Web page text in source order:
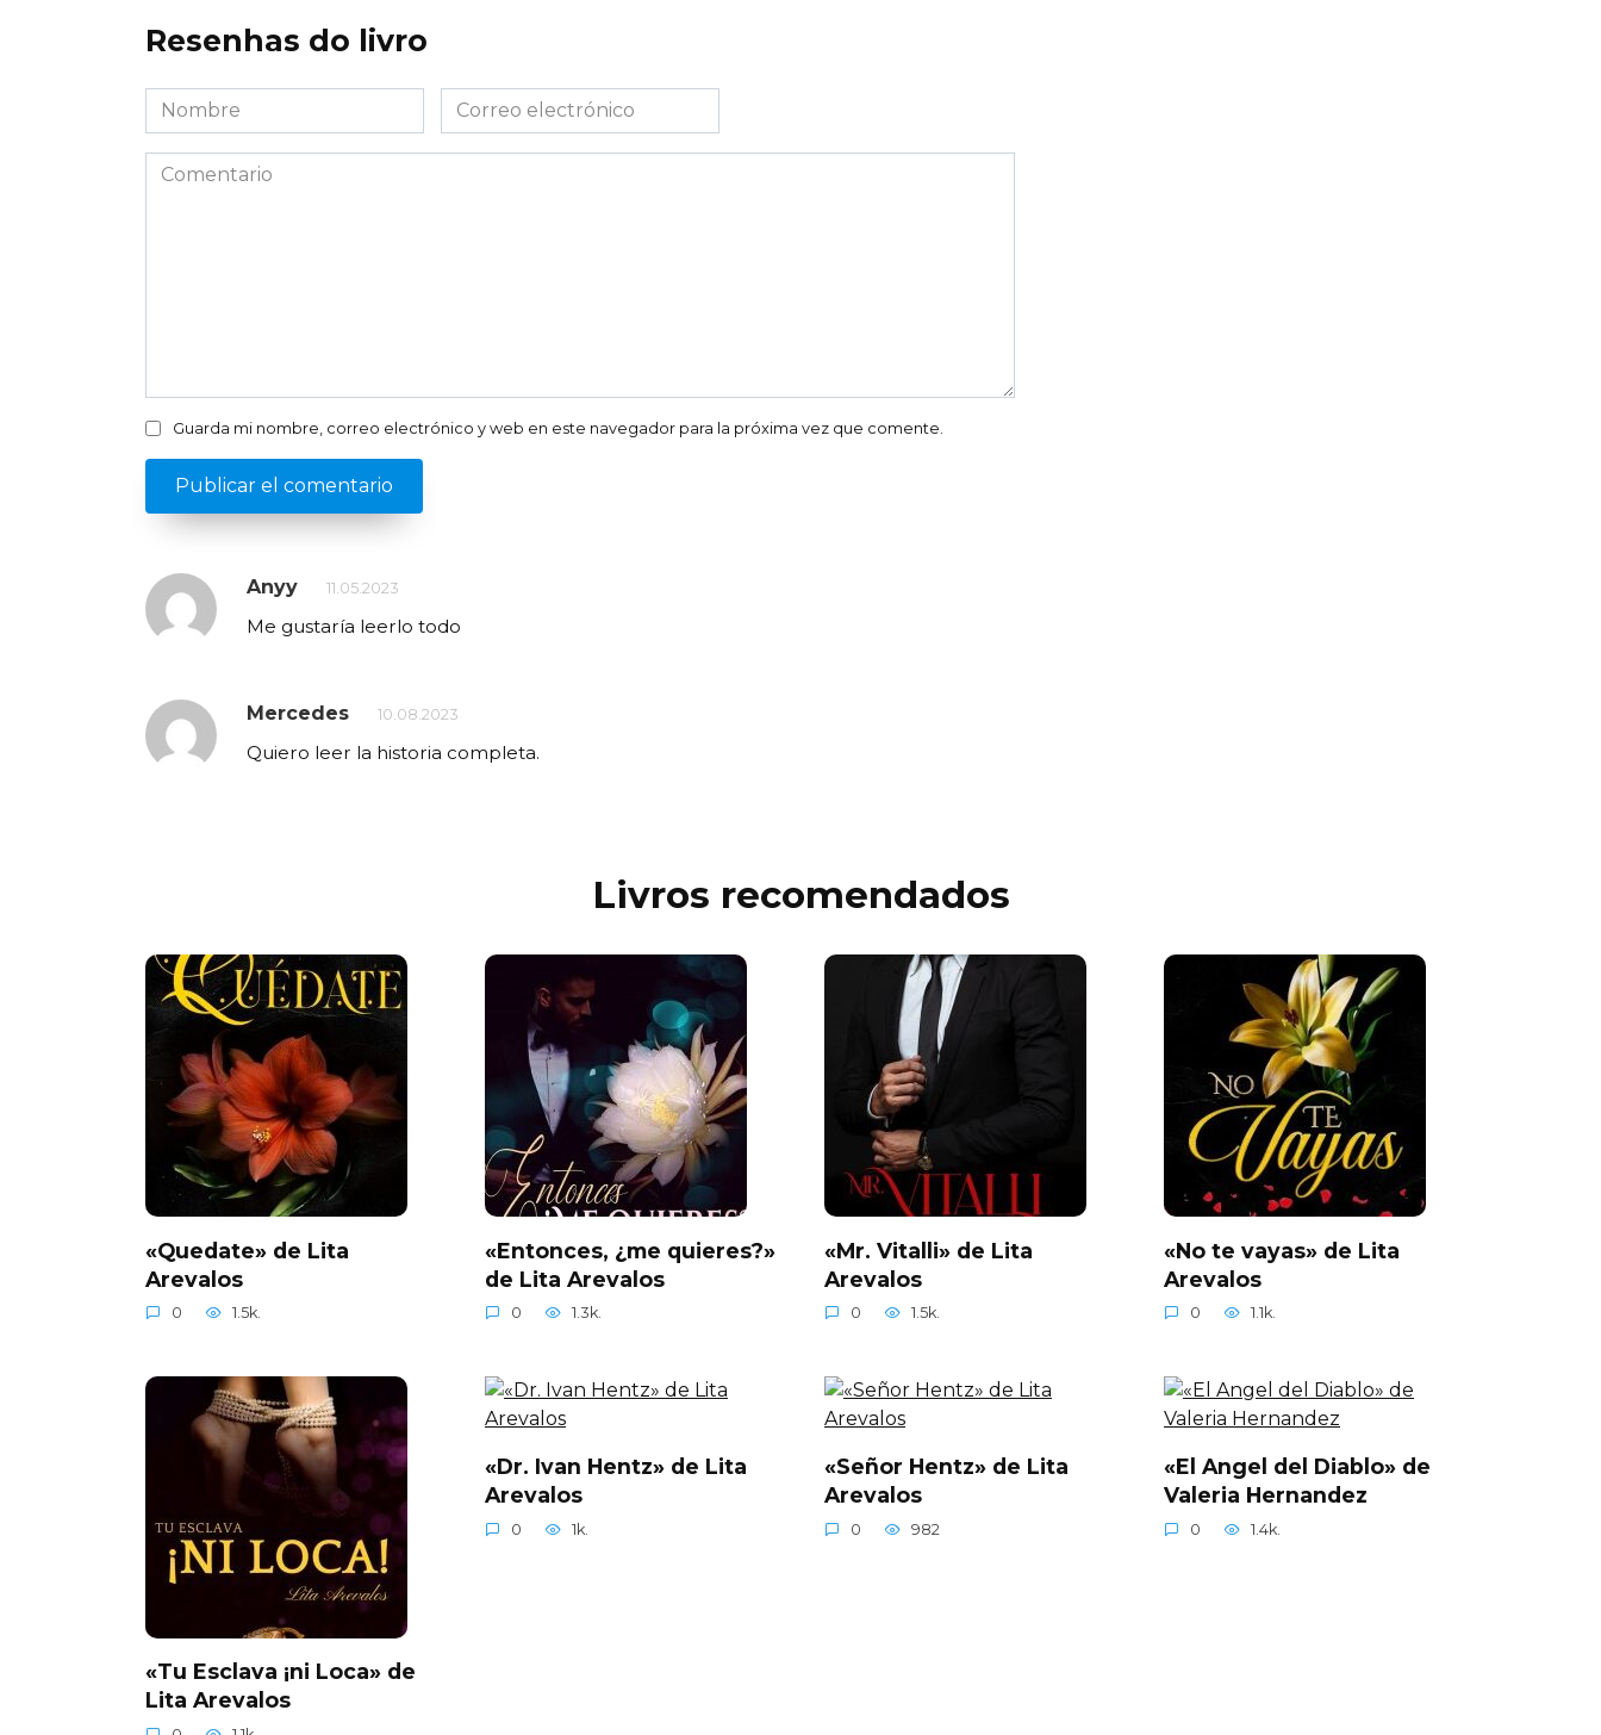
Resenhas do livro
Nombre
*
Correo
electrónico
*
Comentario
Guarda mi nombre, correo electrónico y web en este navegador para la próxima vez que comente.
Anyy 11.05.2023
Me gustaría leerlo todo
Mercedes 10.08.2023
Quiero leer la historia completa.
Livros recomendados
«Quedate» de Lita
Arevalos
0 1.5k.
«Entonces, ¿me quieres?»
de Lita Arevalos
0 1.3k.
«Mr. Vitalli» de Lita
Arevalos
0 1.5k.
«No te vayas» de Lita
Arevalos
0 1.1k.
«Tu Esclava ¡ni Loca» de
Lita Arevalos
«Dr. Ivan Hentz» de Lita
Arevalos
0 1k.
«Señor Hentz» de Lita
Arevalos
0 982
«El Angel del Diablo» de
Valeria Hernandez
0 1.4k.